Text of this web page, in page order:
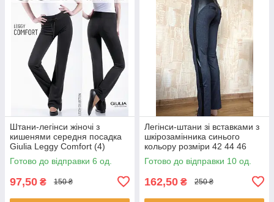
Штани-легінси жіночі з
кишенями середня посадка
Giulia Leggy Comfort (4)
чорного кольору розміри XS
S
Готово до відправки 6 од.
97,50 ₴ 150 ₴
Легінси-штани зі вставками з
шкірозамінника синього
кольору розміри 42 44 46
Готово до відправки 10 од.
162,50 ₴ 250 ₴